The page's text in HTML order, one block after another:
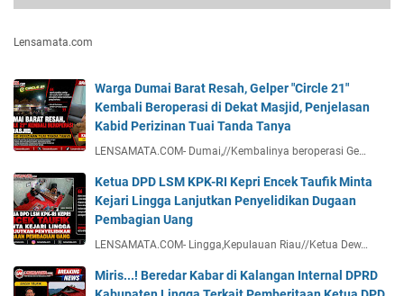
Lensamata.com
Warga Dumai Barat Resah, Gelper "Circle 21"
Kabid Perizinan Tuai Tanda Tanya